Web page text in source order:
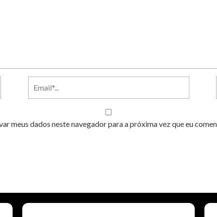
meus dados neste navegador para a próxima vez que eu